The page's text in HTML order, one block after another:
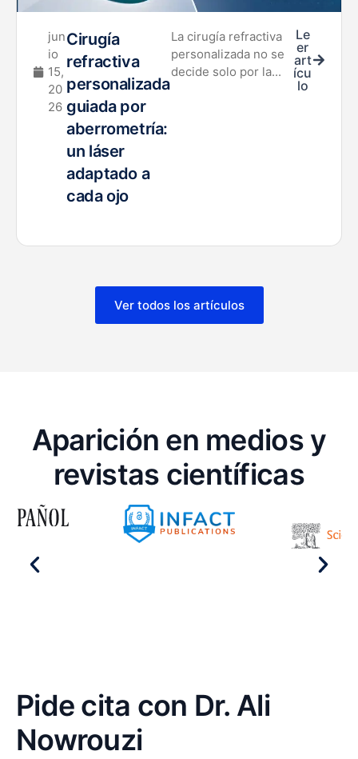
jun
io
15,
20
26
Cirugía
refractiva
personalizada
guiada por
aberrometría:
un láser
adaptado a
cada ojo
La cirugía refractiva
personalizada no se
decide solo por la...
Le
er
art
ícu
lo
Ver todos los artículos
Aparición en medios y
revistas científicas
Pide cita con Dr. Ali
Nowrouzi